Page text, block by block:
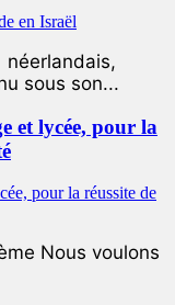
néerlandais,
sous son...
et lycée, pour la
Nous voulons